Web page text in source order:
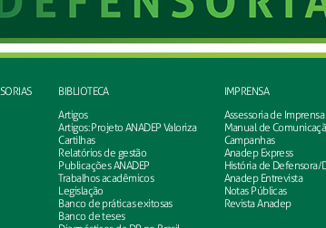
BIBLIOTECA
Artigos
Artigos: Projeto ANADEP Valoriza
Cartilhas
Relatórios de gestão
Publicações ANADEP
Trabalhos acadêmicos
Legislação
Banco de práticas exitosas
Banco de teses
IMPRENSA
Assessoria de Imprensa
Manual de
Campanhas
Anadep Express
História de Defensora/
Anadep Entrevista
Notas Públicas
Revista Anadep